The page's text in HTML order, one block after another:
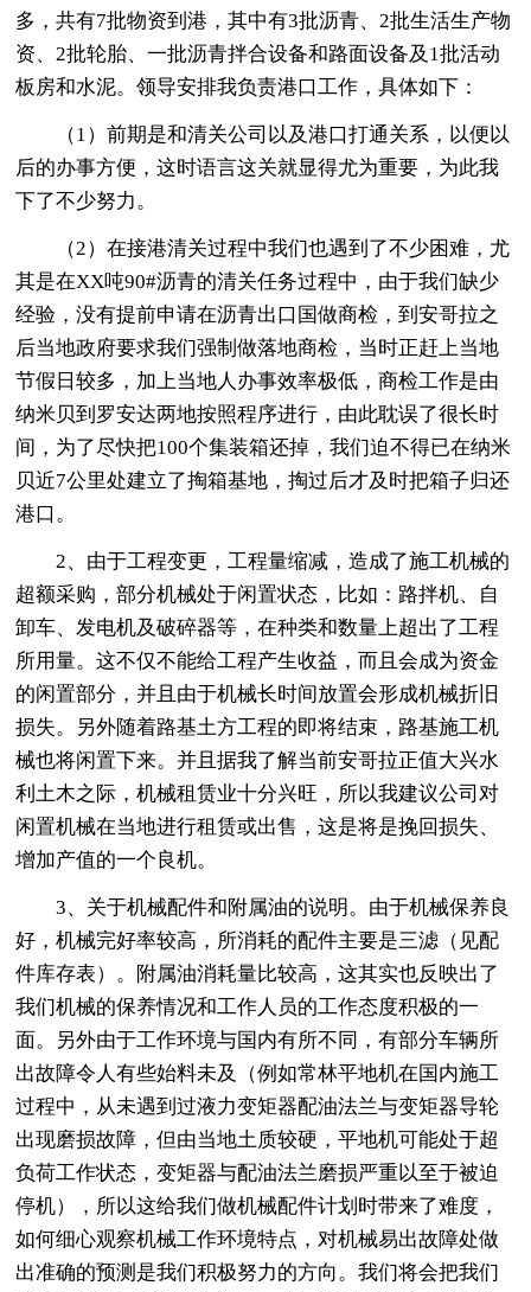
多，共有7批物资到港，其中有3批沥青、2批生活生产物
资、2批轮胎、一批沥青拌合设备和路面设备及1批活动
板房和水泥。领导安排我负责港口工作，具体如下：
（1）前期是和清关公司以及港口打通关系，以便以
后的办事方便，这时语言这关就显得尤为重要，为此我
下了不少努力。
（2）在接港清关过程中我们也遇到了不少困难，尤
其是在XX吨90#沥青的清关任务过程中，由于我们缺少
经验，没有提前申请在沥青出口国做商检，到安哥拉之
后当地政府要求我们强制做落地商检，当时正赶上当地
节假日较多，加上当地人办事效率极低，商检工作是由
纳米贝到罗安达两地按照程序进行，由此耽误了很长时
间，为了尽快把100个集装箱还掉，我们迫不得已在纳米
贝近7公里处建立了掏箱基地，掏过后才及时把箱子归还
港口。
2、由于工程变更，工程量缩减，造成了施工机械的
超额采购，部分机械处于闲置状态，比如：路拌机、自
卸车、发电机及破碎器等，在种类和数量上超出了工程
所用量。这不仅不能给工程产生收益，而且会成为资金
的闲置部分，并且由于机械长时间放置会形成机械折旧
损失。另外随着路基土方工程的即将结束，路基施工机
械也将闲置下来。并且据我了解当前安哥拉正值大兴水
利土木之际，机械租赁业十分兴旺，所以我建议公司对
闲置机械在当地进行租赁或出售，这是将是挽回损失、
增加产值的一个良机。
3、关于机械配件和附属油的说明。由于机械保养良
好，机械完好率较高，所消耗的配件主要是三滤（见配
件库存表）。附属油消耗量比较高，这其实也反映出了
我们机械的保养情况和工作人员的工作态度积极的一
面。另外由于工作环境与国内有所不同，有部分车辆所
出故障令人有些始料未及（例如常林平地机在国内施工
过程中，从未遇到过液力变矩器配油法兰与变矩器导轮
出现磨损故障，但由当地土质较硬，平地机可能处于超
负荷工作状态，变矩器与配油法兰磨损严重以至于被迫
停机），所以这给我们做机械配件计划时带来了难度，
如何细心观察机械工作环境特点，对机械易出故障处做
出准确的预测是我们积极努力的方向。我们将会把我们